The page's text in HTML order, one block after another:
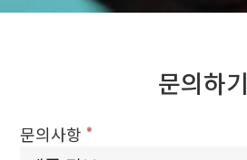
문의하기
문의사항*